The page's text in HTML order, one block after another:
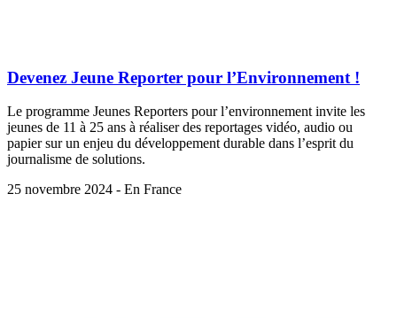
Devenez Jeune Reporter pour l’Environnement !
Le programme Jeunes Reporters pour l’environnement invite les
jeunes de 11 à 25 ans à réaliser des reportages vidéo, audio ou
papier sur un enjeu du développement durable dans l’esprit du
journalisme de solutions.
25 novembre 2024 - En France